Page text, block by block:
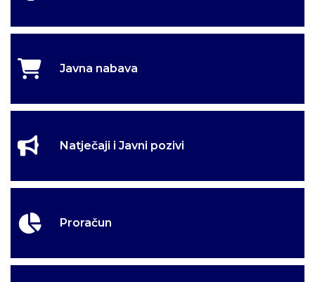
Javna nabava
Natječaji i Javni pozivi
Proračun